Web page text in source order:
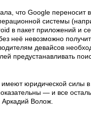
что Googlе переносит
системы
в пакет приложений и
неё невозможно
девайсов
предустанавливать
юридической силы в
— и все
Аркадий Волож.